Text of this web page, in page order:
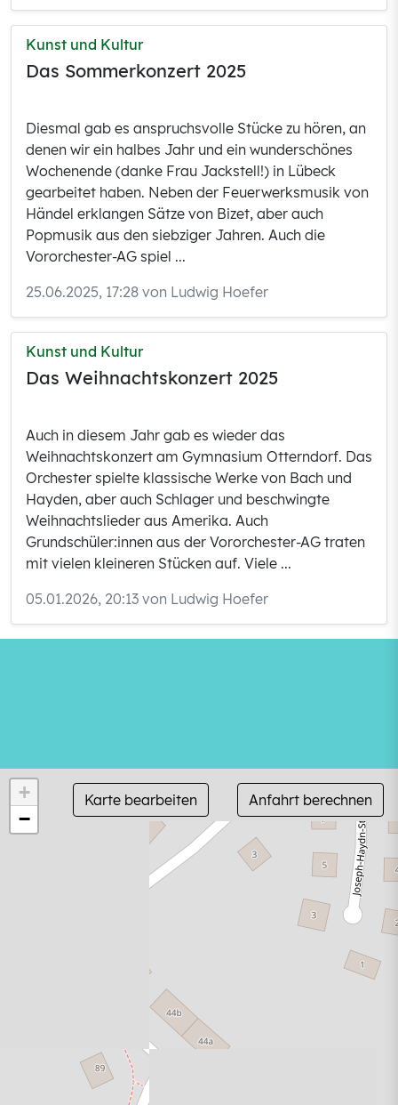
Kunst und Kultur
Das Sommerkonzert 2025
Diesmal gab es anspruchsvolle Stücke zu hören, an
denen wir ein halbes Jahr und ein wunderschönes
Wochenende (danke Frau Jackstell!) in Lübeck
gearbeitet haben. Neben der Feuerwerksmusik von
Händel erklangen Sätze von Bizet, aber auch
Popmusik aus den siebziger Jahren. Auch die
Vororchester-AG spiel ...
25.06.2025, 17:28 von Ludwig Hoefer
Kunst und Kultur
Das Weihnachtskonzert 2025
Auch in diesem Jahr gab es wieder das
Weihnachtskonzert am Gymnasium Otterndorf. Das
Orchester spielte klassische Werke von Bach und
Hayden, aber auch Schlager und beschwingte
Weihnachtslieder aus Amerika. Auch
Grundschüler:innen aus der Vororchester-AG traten
mit vielen kleineren Stücken auf. Viele ...
05.01.2026, 20:13 von Ludwig Hoefer
+
−
Karte bearbeiten Anfahrt berechnen